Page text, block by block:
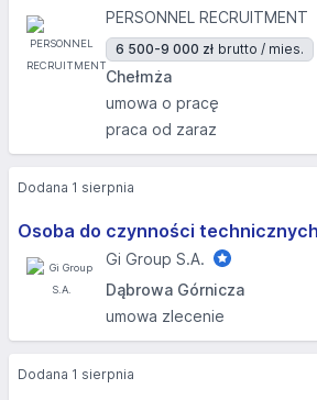
PERSONNEL RECRUITMENT
6 500-9 000 zł brutto / mies.
Chełmża
umowa o pracę
praca od zaraz
Osoba do czynności
Gi Group S.A.
Dąbrowa Górnicza
umowa zlecenie
Dodana 1 sierpnia
Dodana 1 sierpnia